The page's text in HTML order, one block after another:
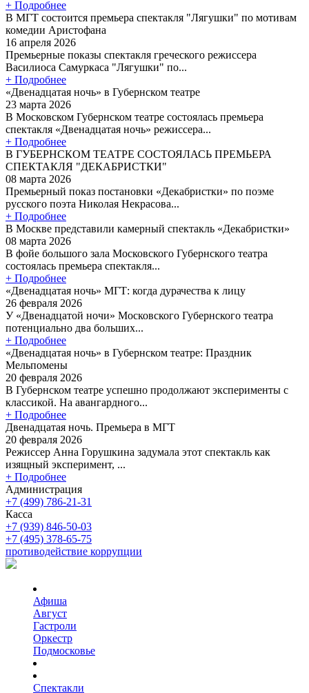
+ Подробнее
В МГТ состоится премьера спектакля "Лягушки" по мотивам
комедии Аристофана
16 апреля 2026
Премьерные показы спектакля греческого режиссера
Василиоса Самуркаса "Лягушки" по...
+ Подробнее
«Двенадцатая ночь» в Губернском театре
23 марта 2026
В Московском Губернском театре состоялась премьера
спектакля «Двенадцатая ночь» режиссера...
+ Подробнее
В ГУБЕРНСКОМ ТЕАТРЕ СОСТОЯЛАСЬ ПРЕМЬЕРА
СПЕКТАКЛЯ "ДЕКАБРИСТКИ"
08 марта 2026
Премьерный показ постановки «Декабристки» по поэме
русского поэта Николая Некрасова...
+ Подробнее
В Москве представили камерный спектакль «Декабристки»
08 марта 2026
В фойе большого зала Московского Губернского театра
состоялась премьера спектакля...
+ Подробнее
«Двенадцатая ночь» МГТ: когда дурачества к лицу
26 февраля 2026
У «Двенадцатой ночи» Московского Губернского театра
потенциально два больших...
+ Подробнее
«Двенадцатая ночь» в Губернском театре: Праздник
Мельпомены
20 февраля 2026
В Губернском театре успешно продолжают эксперименты с
классикой. На авангардного...
+ Подробнее
Двенадцатая ночь. Премьера в МГТ
20 февраля 2026
Режиссер Анна Горушкина задумала этот спектакль как
изящный эксперимент, ...
+ Подробнее
Администрация
+7 (499) 786-21-31
Касса
+7 (939) 846-50-03
+7 (495) 378-65-75
противодействие коррупции
Афиша
Август
Гастроли
Оркестр
Подмосковье
Спектакли